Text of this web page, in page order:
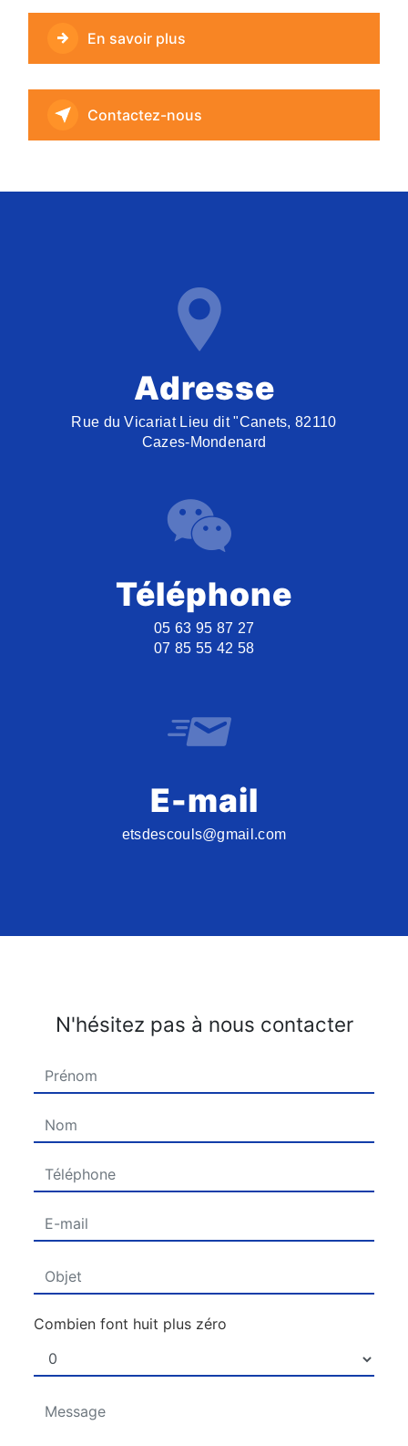
En savoir plus
Contactez-nous
Adresse
Rue du Vicariat Lieu dit "Canets, 82110
Cazes-Mondenard
Téléphone
05 63 95 87 27
07 85 55 42 58
E-mail
etsdescouls@gmail.com
N'hésitez pas à nous contacter
Combien font huit plus zéro